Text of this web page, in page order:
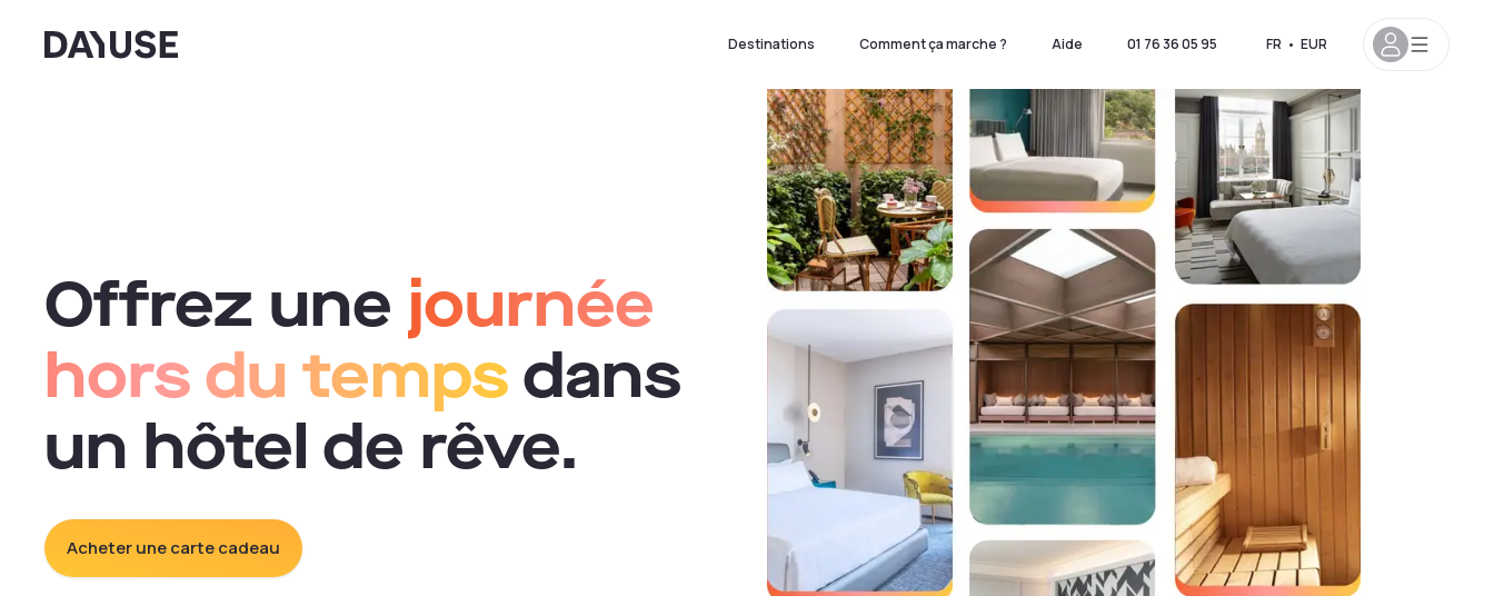
Dayuse Destinations Comment ça marche ? Aide 01 76 36 05 95 FR • EUR
Offrez une journée
hors du tempsdans
un hôtel de rêve.
Acheter une carte cadeau